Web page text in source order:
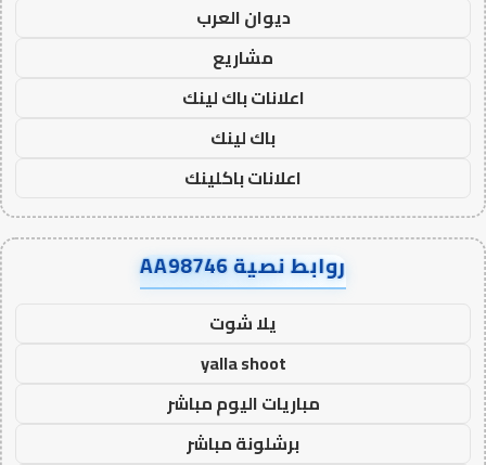
ديوان العرب
مشاريع
اعلانات باك لينك
باك لينك
اعلانات باكلينك
روابط نصية AA98746
يلا شوت
yalla shoot
مباريات اليوم مباشر
برشلونة مباشر